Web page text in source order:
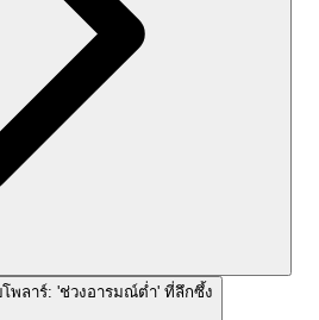
พลาร์: 'ช่วงอารมณ์ต่ำ' ที่ลึกซึ้ง